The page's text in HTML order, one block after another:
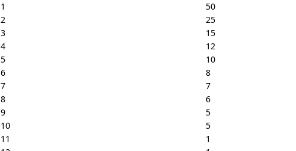
1
50
2
25
3
15
4
12
5
10
6
8
7
7
8
6
9
5
10
5
11
1